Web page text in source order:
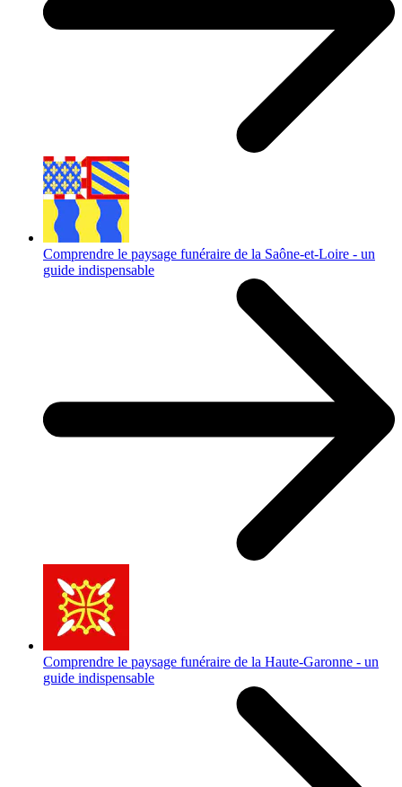
Comprendre le paysage funéraire de la Saône-et-Loire - un
guide indispensable
Comprendre le paysage funéraire de la Haute-Garonne - un
guide indispensable